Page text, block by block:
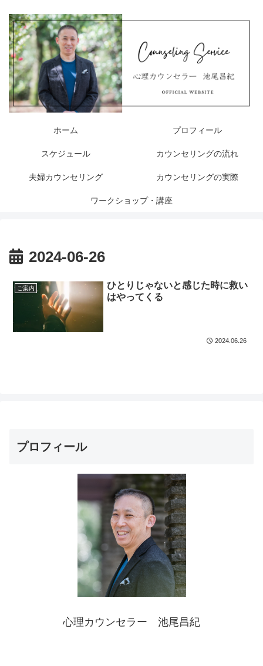
ホーム プロフィール
スケジュール カウンセリングの流れ
夫婦カウンセリング カウンセリングの実際
ワークショップ・講座
2024-06-26
ご案内
ひとりじゃないと感じた時に救い
はやってくる
2024.06.26
プロフィール
心理カウンセラー 池尾昌紀